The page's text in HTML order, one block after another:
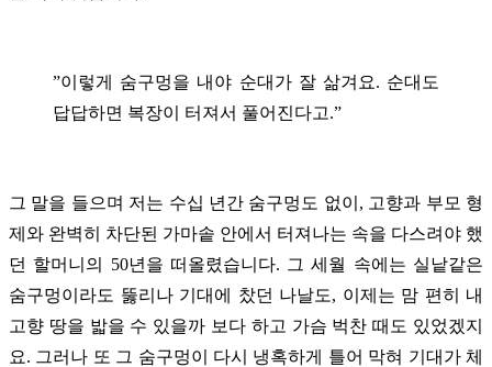
”이렇게 숨구멍을 내야 순대가 잘 삶겨요. 순대도
답답하면 복장이 터져서 풀어진다고.”
그 말을 들으며 저는 수십 년간 숨구멍도 없이, 고향과 부모 형
제와 완벽히 차단된 가마솥 안에서 터져나는 속을 다스려야 했
던 할머니의 50년을 떠올렸습니다. 그 세월 속에는 실낱같은
숨구멍이라도 뚫리나 기대에 찼던 나날도, 이제는 맘 편히 내
고향 땅을 밟을 수 있을까 보다 하고 가슴 벅찬 때도 있었겠지
요. 그러나 또 그 숨구멍이 다시 냉혹하게 틀어 막혀 기대가 체